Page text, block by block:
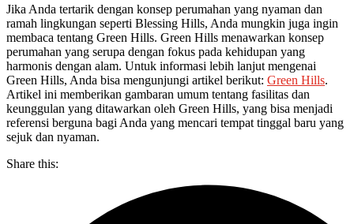
Jika Anda tertarik dengan konsep perumahan yang nyaman dan
ramah lingkungan seperti Blessing Hills, Anda mungkin juga ingin
membaca tentang Green Hills. Green Hills menawarkan konsep
perumahan yang serupa dengan fokus pada kehidupan yang
harmonis dengan alam. Untuk informasi lebih lanjut mengenai
Green Hills, Anda bisa mengunjungi artikel berikut: Green Hills.
Artikel ini memberikan gambaran umum tentang fasilitas dan
keunggulan yang ditawarkan oleh Green Hills, yang bisa menjadi
referensi berguna bagi Anda yang mencari tempat tinggal baru yang
sejuk dan nyaman.
Share this: